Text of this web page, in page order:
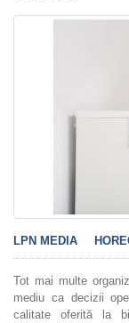
LPN MEDIA
Tot mai multe
mediu ca decizii
calitate oferită la